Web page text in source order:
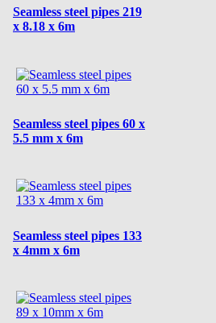
Seamless steel pipes 219
x 8.18 x 6m
Seamless steel pipes 60 x
5.5 mm x 6m
Seamless steel pipes 133
x 4mm x 6m